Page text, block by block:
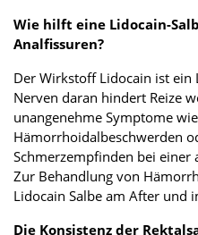
Wie hilft eine Lidocain-
Analfissuren?
Der Wirkstoff Lidocain ist ein
Nerven daran hindert Reize
unangenehme Symptome
Hämorrhoidalbeschwerden
Schmerzempfinden bei einer
Zur Behandlung von
Lidocain Salbe am After und
Die Konsistenz der